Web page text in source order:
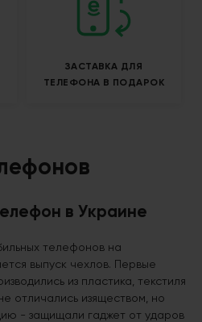
ЗАСТАВКА ДЛЯ
ТЕЛЕФОНА В ПОДАРОК
в Украине
телефонов на
выпуск чехлов. Первые
из пластика, текстиля
отличались изяществом, но
- защищали гаджет от ударов